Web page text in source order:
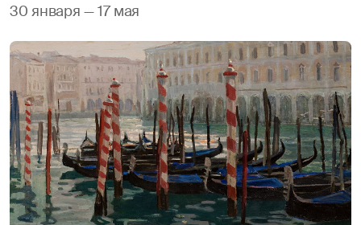
30 января — 17 мая